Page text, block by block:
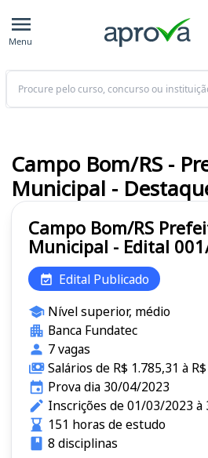
Menu
Buscar
Campo Bom/RS
Municipal - Edital
Edital Publicado
Nível superior, médio
Banca Fundatec
7 vagas
Salários de R$ 1.785,31 à
Prova dia 30/04/2023
Inscrições de 01/03/2023 à
151 horas de estudo
8 disciplinas
Campo Bom/RS -
Municipal -